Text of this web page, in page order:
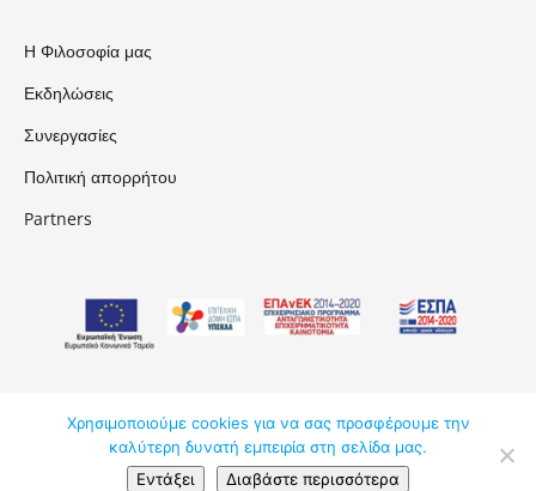
Η Φιλοσοφία μας
Εκδηλώσεις
Συνεργασίες
Πολιτική απορρήτου
Partners
ΑΚΑΔΗΜΟΣ ΚΔΒΜ ΕΠΕ © 2026
Χρησιμοποιούμε cookies για να σας προσφέρουμε την
καλύτερη δυνατή εμπειρία στη σελίδα μας.
Εντάξει
Διαβάστε περισσότερα